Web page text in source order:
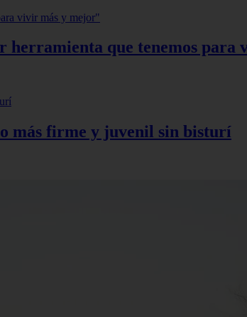
que tenemos para
más firme y juvenil sin bisturí